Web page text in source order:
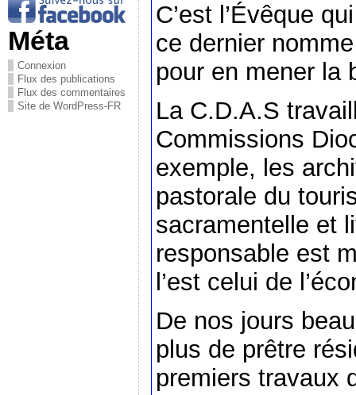
Méta
Connexion
Flux des publications
Flux des commentaires
Site de WordPress-FR
C’est l’Évêque
ce dernier
pour en mener la
La C.D.A.S
Commissions
exemple, les
pastorale du
sacramentelle et
responsable est
l’est celui de
De nos jours
plus de prêtre
premiers travaux